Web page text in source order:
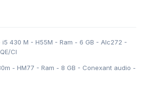
i5 430 M - H55M - Ram - 6 GB - Alc272 -
CI
- HM77 - Ram - 8 GB - Conexant audio -